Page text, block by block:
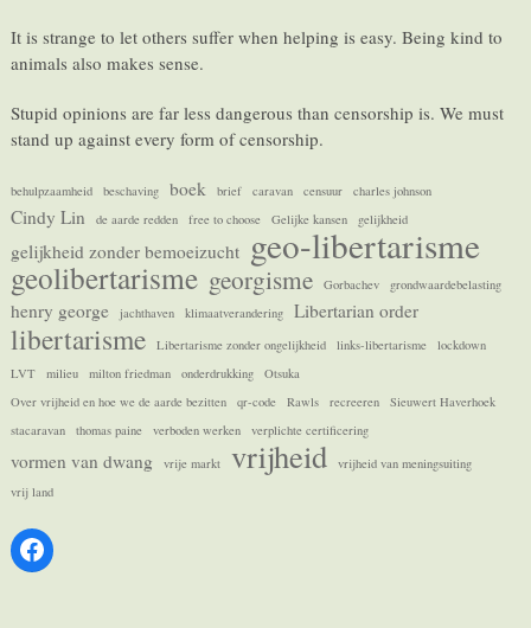
It is strange to let others suffer when helping is easy. Being kind to
animals also makes sense.
Stupid opinions are far less dangerous than censorship is. We must
stand up against every form of censorship.
behulpzaamheid beschaving boek brief caravan censuur charles johnson
Cindy Lin de aarde redden free to choose Gelijke kansen gelijkheid
gelijkheid zonder bemoeizucht geo-libertarisme
geolibertarisme georgisme Gorbachev grondwaardebelasting
henry george jachthaven klimaatverandering Libertarian order
libertarisme Libertarisme zonder ongelijkheid links-libertarisme
lockdown
LVT
milieu milton friedman onderdrukking
Otsuka
Over vrijheid en hoe we de aarde bezitten
qr-code Rawls recreeren
Sieuwert Haverhoek
stacaravan
thomas paine verboden werken verplichte certificering
vormen van dwang vrije markt vrijheid
vrijheid van meningsuiting
vrij land
Facebook